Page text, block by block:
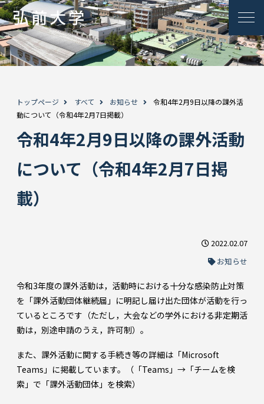
トップページ すべて お知らせ
令和4年2月9日以降の課外活
動について（令和4年2月7日掲載）
令和4年2月9日以降の課外活動
について（令和4年2月7日掲
載）
2022.02.07
お知らせ
令和3年度の課外活動は，活動時における十分な感染防止対策
を「課外活動団体継続届」に明記し届け出た団体が活動を行っ
ているところです（ただし，大会などの学外における非定期活
動は，別途申請のうえ，許可制）。
また、課外活動に関する手続き等の詳細は「Microsoft
Teams」に掲載しています。（「Teams」→「チームを検
索」で「課外活動団体」を検索）